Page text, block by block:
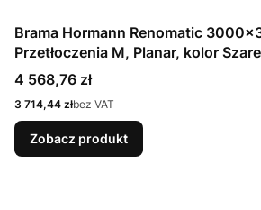
Brama Hormann Renomatic
Przetłoczenia M, Planar, kolor
9007 Matt deluxe + Prowadzenie N
Cena
4 568,76 zł
Cena
3 714,44 złbez VAT
Zobacz produkt